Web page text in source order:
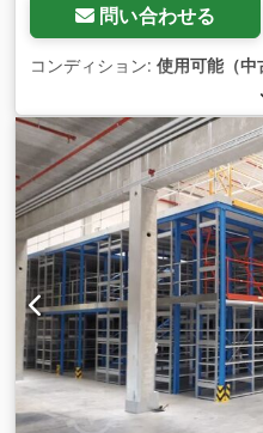
問い合わせる
コンディション: 使用可能（中